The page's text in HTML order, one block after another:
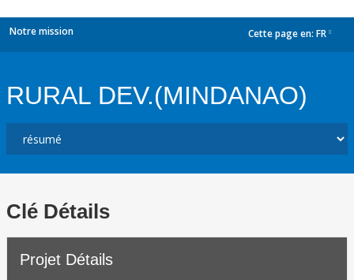
Notre mission Cette page en: FR
RURAL DEV.(MINDANAO)
Clé Détails
Projet Détails